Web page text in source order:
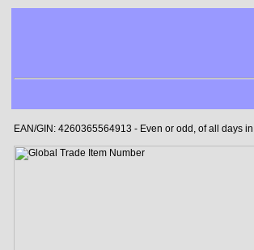
EAN/GIN: 4260365564913 - Even or odd, of all days